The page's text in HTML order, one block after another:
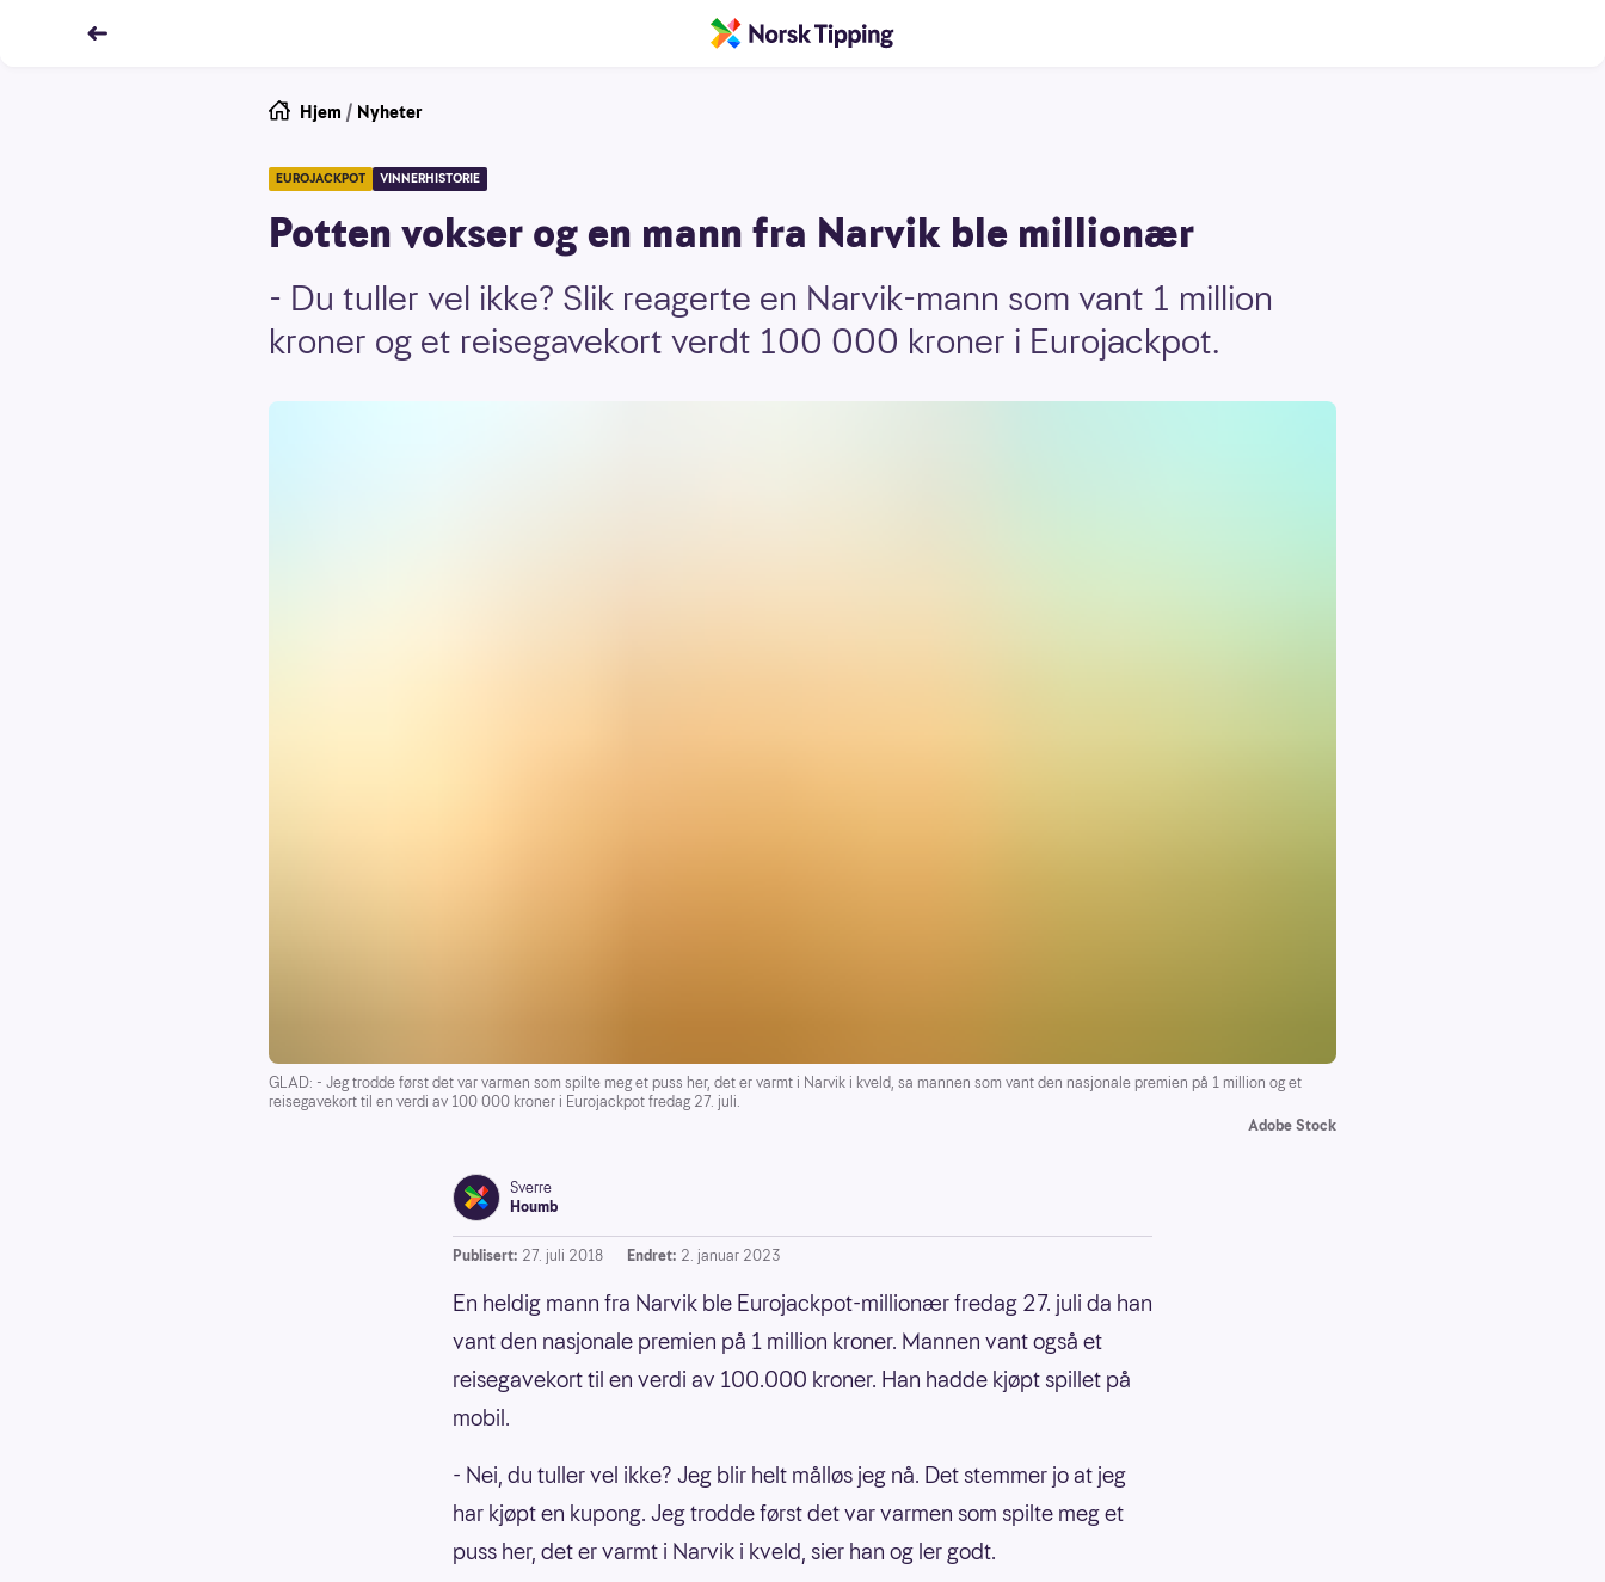
Hjem / Nyheter
EUROJACKPOT VINNERHISTORIE
Potten vokser og en mann fra Narvik ble millionær
- Du tuller vel ikke? Slik reagerte en Narvik-mann som vant 1 million
kroner og et reisegavekort verdt 100 000 kroner i Eurojackpot.
GLAD: - Jeg trodde først det var varmen som spilte meg et puss her, det er varmt i Narvik i kveld, sa mannen som vant den nasjonale premien på 1 million og et
reisegavekort til en verdi av 100 000 kroner i Eurojackpot fredag 27. juli.
Adobe Stock
Sverre
Houmb
Publisert: 27. juli 2018 Endret: 2. januar 2023
En heldig mann fra Narvik ble Eurojackpot-millionær fredag 27. juli da han
vant den nasjonale premien på 1 million kroner. Mannen vant også et
reisegavekort til en verdi av 100.000 kroner. Han hadde kjøpt spillet på
mobil.
- Nei, du tuller vel ikke? Jeg blir helt målløs jeg nå. Det stemmer jo at jeg
har kjøpt en kupong. Jeg trodde først det var varmen som spilte meg et
puss her, det er varmt i Narvik i kveld, sier han og ler godt.